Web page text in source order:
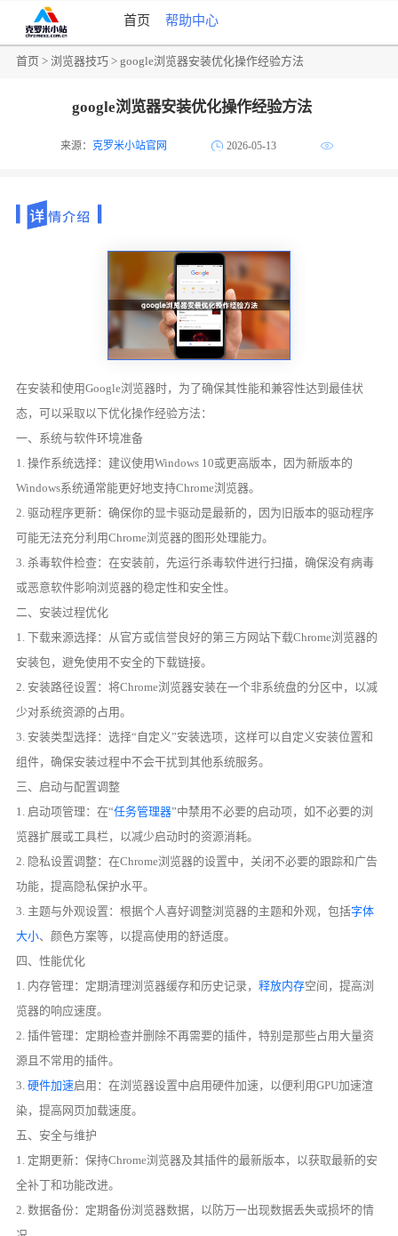
首页 帮助中心
首页 >浏览器技巧 > google浏览器安装优化操作经验方法
google浏览器安装优化操作经验方法
来源：克罗米小站官网 2026-05-13
在安装和使用Google浏览器时，为了确保其性能和兼容性达到最佳状
态，可以采取以下优化操作经验方法：
一、系统与软件环境准备
1. 操作系统选择：建议使用Windows 10或更高版本，因为新版本的
Windows系统通常能更好地支持Chrome浏览器。
2. 驱动程序更新：确保你的显卡驱动是最新的，因为旧版本的驱动程序
可能无法充分利用Chrome浏览器的图形处理能力。
3. 杀毒软件检查：在安装前，先运行杀毒软件进行扫描，确保没有病毒
或恶意软件影响浏览器的稳定性和安全性。
二、安装过程优化
1. 下载来源选择：从官方或信誉良好的第三方网站下载Chrome浏览器的
安装包，避免使用不安全的下载链接。
2. 安装路径设置：将Chrome浏览器安装在一个非系统盘的分区中，以减
少对系统资源的占用。
3. 安装类型选择：选择“自定义”安装选项，这样可以自定义安装位置和
组件，确保安装过程中不会干扰到其他系统服务。
三、启动与配置调整
1. 启动项管理：在“任务管理器”中禁用不必要的启动项，如不必要的浏
览器扩展或工具栏，以减少启动时的资源消耗。
2. 隐私设置调整：在Chrome浏览器的设置中，关闭不必要的跟踪和广告
功能，提高隐私保护水平。
3. 主题与外观设置：根据个人喜好调整浏览器的主题和外观，包括字体
大小、颜色方案等，以提高使用的舒适度。
四、性能优化
1. 内存管理：定期清理浏览器缓存和历史记录，释放内存空间，提高浏
览器的响应速度。
2. 插件管理：定期检查并删除不再需要的插件，特别是那些占用大量资
源且不常用的插件。
3.硬件加速启用：在浏览器设置中启用硬件加速，以便利用GPU加速渲
染，提高网页加载速度。
五、安全与维护
1. 定期更新：保持Chrome浏览器及其插件的最新版本，以获取最新的安
全补丁和功能改进。
2. 数据备份：定期备份浏览器数据，以防万一出现数据丢失或损坏的情